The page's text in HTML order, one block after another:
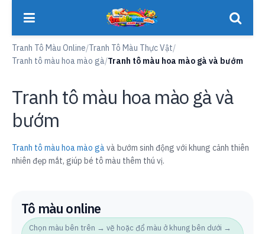
Tranh Tô Màu Online/Tranh Tô Màu Thực Vật/
Tranh tô màu hoa mào gà/Tranh tô màu hoa mào gà và bướm
Tranh tô màu hoa mào gà và
bướm
Tranh tô màu hoa mào gàvà bướm sinh động với khung cảnh thiên
nhiên đẹp mắt, giúp bé tô màu thêm thú vị.
Tô màu online
Chọn màu bên trên → vẽ hoặc đổ màu ở khung bên dưới →